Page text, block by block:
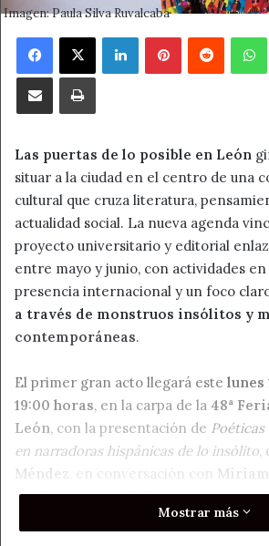
Imagen: Paula Silva Ruvalcaba
Facebook
X LinkedInPinterestReddit
Compartir por correo electrónicoImprimir
Las puertas de lo posible en León
situar a la ciudad en el centro de una
cultural que cruza literatura,
actualidad social. La nueva agenda
proyecto universitario y editorial
entre mayo y junio, con actividades
presencia internacional y un foco
a través de monstruos insólitos y
contemporáneas.
El primer gran acto llegará este lunes
19:00 horas, en la carpa de la 48ª
León, con la presentación de
en narradoras hispánicas de lo insólito,
Méndez , en conversación con
cita forma parte de la programación
Mostrar más